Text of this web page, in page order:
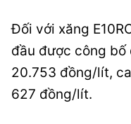
Đối với xăng
đầu được công bố
20.753 đồng/lít,
627 đồng/lít.